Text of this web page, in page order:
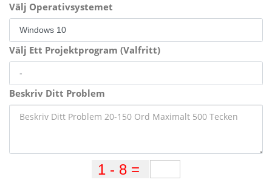
Välj Operativsystemet
Välj Ett Projektprogram (Valfritt)
Beskriv Ditt Problem